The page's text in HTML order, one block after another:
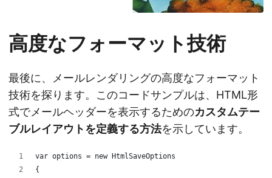
高度なフォーマット技術
最後に、メールレンダリングの高度なフォーマット
技術を探ります。このコードサンプルは、HTML形
式でメールヘッダーを表示するためのカスタムテー
ブルレイアウトを定義する方法を示しています。
var options = new HtmlSaveOptions
{